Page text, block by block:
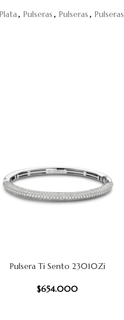
Plata, Pulseras, Pulseras, Pulseras
AL CARRITO
Pulsera Ti Sento 23010Zi
$654.000